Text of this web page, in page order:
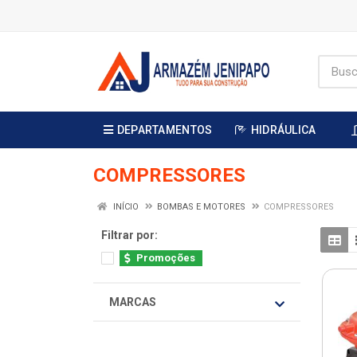
DEPARTAMENTOS HIDRÁULICA
COMPRESSORES
INÍCIO BOMBAS E MOTORES COMPRESSORES
Filtrar por:
Promoções
MARCAS